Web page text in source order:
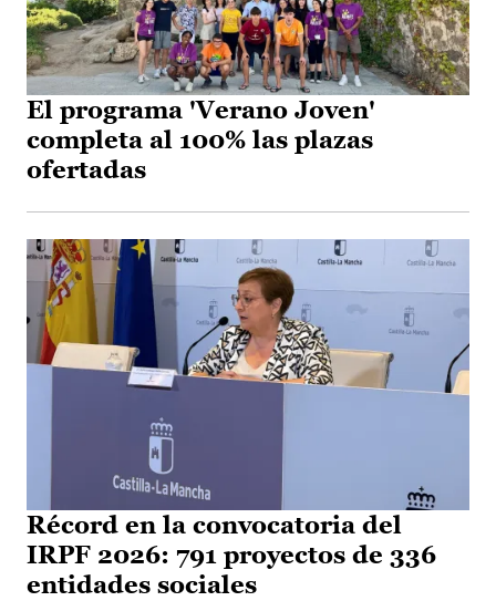
El programa 'Verano Joven'
completa al 100% las plazas
ofertadas
Récord en la convocatoria del
IRPF 2026: 791 proyectos de 336
entidades sociales